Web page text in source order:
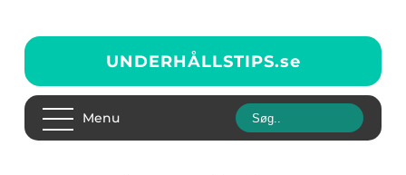
UNDERHÅLLSTIPS.se
Menu